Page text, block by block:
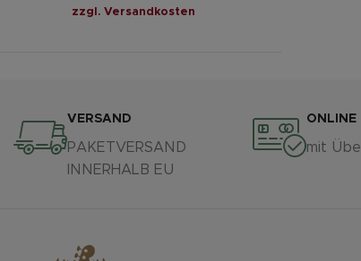
zzgl. Versandkosten
VERSAND
PAKETVERSAND
INNERHALB EU
ONLINE
mit